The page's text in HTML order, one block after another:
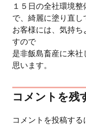
１５日の全社環境
で、綺麗に塗り直し
お客様には、気持ち
すので
是非飯島畜産に来
思います。
コメントを残
コメントを投稿する